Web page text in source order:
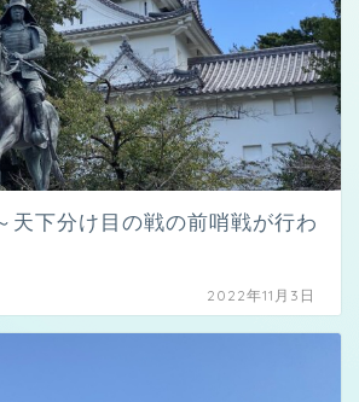
天下分け目の戦の前哨戦が行わ
2022年11月3日